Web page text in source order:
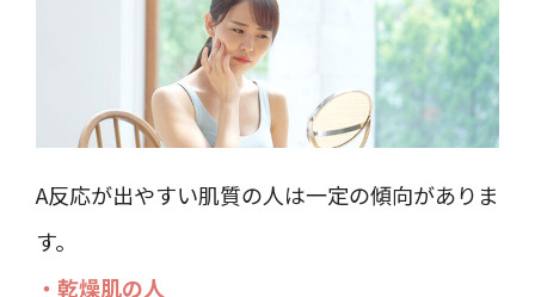
A反応が出やすい肌質の人は一定の傾向がありま
す。
・乾燥肌の人